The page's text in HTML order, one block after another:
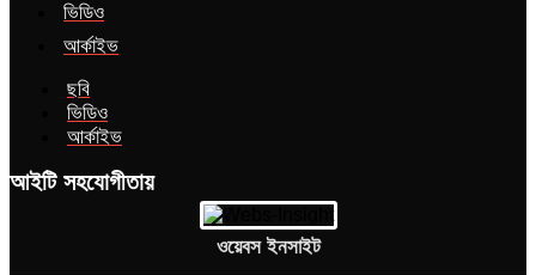
ভিডিও
আর্কাইভ
ছবি
ভিডিও
আর্কাইভ
আইটি সহযোগীতায়
ওয়েবস ইনসাইট